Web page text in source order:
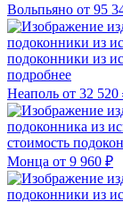
Вольпьяно от 95
подоконники из
подробнее
Неаполь от 32 520
стоимость
Монца от 9 960 ₽